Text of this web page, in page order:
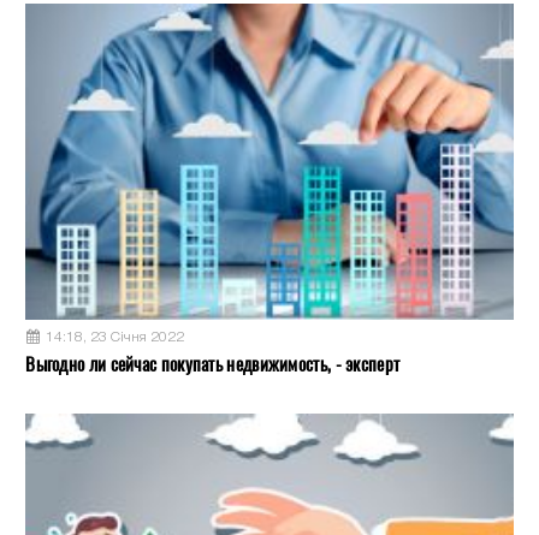
14:18, 23 Січня 2022
Выгодно ли сейчас покупать недвижимость, - эксперт